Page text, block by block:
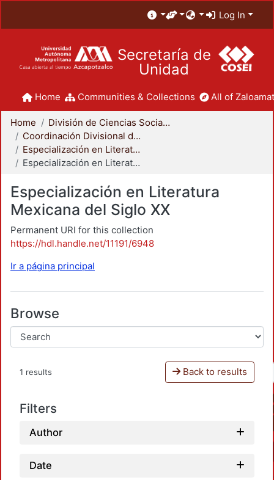
Log In
Secretaría de
Unidad
Home Communities & Collections All of
Home
División de Ciencias Sociales y Humanidades
Coordinación Divisional de Posgrado
Especialización en Literatura Mexicana del Siglo XX
Especialización en Literatura Mexicana del Siglo XX
Especialización en Literatura
Mexicana del Siglo XX
Permanent URI for this collection
https://hdl.handle.net/11191/6948
Ir a página principal
Browse
1 results Back to results
Filters
Author
Date